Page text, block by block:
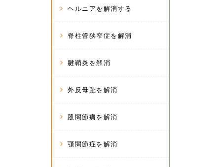
ヘルニアを解消する
脊柱管狭窄症を解消
腱鞘炎を解消
外反母趾を解消
股関節痛を解消
顎関節症を解消